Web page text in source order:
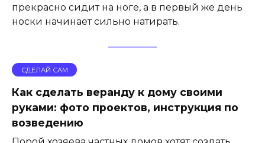
прекрасно сидит на ноге, а в первый же день
носки начинает сильно натирать.
СДЕЛАЙ САМ
Как сделать веранду к дому своими
руками: фото проектов, инструкция по
возведению